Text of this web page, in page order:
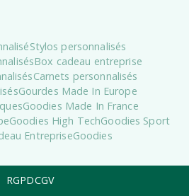
Stylos personnalisés
Box cadeau entreprise
Carnets personnalisés
Gourdes Made In Europe
Goodies Made In France
Goodies High TechGoodies Sport
EntrepriseGoodies
RGPDCGV